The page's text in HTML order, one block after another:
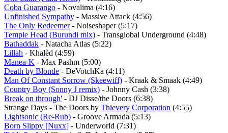
Coba Guarango - Novalima (4:16)
Unfinished Sympathy - Massive Attack (4:56)
The Only Redeemer- Noiseshaper (5:17)
Temple Head (Burundi mix) - Transglobal Underground (4:48)
Bathaddak - Natacha Atlas (5:22)
Lillah - Khalèd (4:59)
Manea-K - Max Pashm (5:00)
Death by Blonde - DeVotchKa (4:11)
Man Of Constant Sorrow (Skeewiff) - Kraak & Smaak (4:49)
Country Boy (Sonny J remix) - Johnny Cash (3:38)
Break on through' - DJ Disse/the Doors (6:38)
Strange Days - The Doors by Thievery Corporation (4:55)
Lightsonic (Re-Rub) - Groove Armada (5:13)
Born Slippy [Nuxx] - Underworld (7:31)